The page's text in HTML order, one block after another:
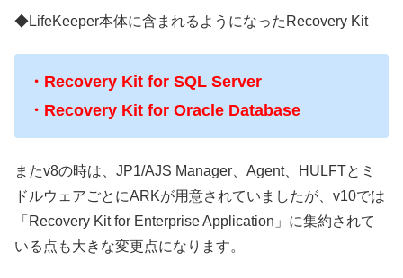
◆LifeKeeper本体に含まれるようになったRecovery Kit
・Recovery Kit for SQL Server
・Recovery Kit for Oracle Database
またv8の時は、JP1/AJS Manager、Agent、HULFTとミ
ドルウェアごとにARKが用意されていましたが、v10では
「Recovery Kit for Enterprise Application」に集約されて
いる点も大きな変更点になります。